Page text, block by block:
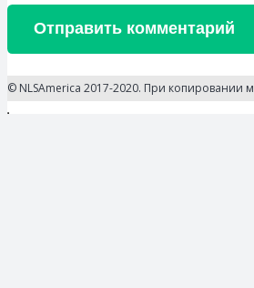
Отправить комментарий
© NLSAmerica 2017-2020. При копировании